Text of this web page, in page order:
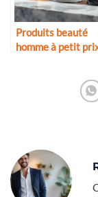
Produits beauté
homme à petit